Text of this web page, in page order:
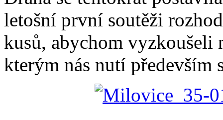
letošní první soutěži
kusů, abychom vyzkoušeli
kterým nás nutí především